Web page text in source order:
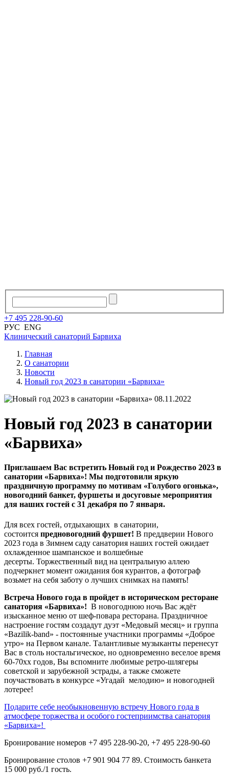
+7 495 228-90-60
РУС ENG
Клинический санаторий Барвиха
Главная
О санатории
Новости
Новый год 2023 в санатории «Барвиха»
08.11.2022
Новый год 2023 в санатории
«Барвиха»
Приглашаем Вас встретить Новый год и Рождество 2023 в
санатории «Барвиха»! Мы подготовили яркую
праздничную программу по мотивам «Голубого огонька»,
новогодний банкет, фуршеты и досуговые мероприятия
для наших гостей с 31 декабря по 7 января.
Для всех гостей, отдыхающих в санатории,
состоится предновогодний фуршет! В преддверии Нового
2023 года в Зимнем саду санатория наших гостей ожидает
охлажденное шампанское и волшебные
десерты. Торжественный вид на центральную аллею
подчеркнет момент ожидания боя курантов, а фотограф
возьмет на себя заботу о лучших снимках на память!
Встреча Нового года в пройдет в историческом ресторане
санатория «Барвиха»! В новогоднюю ночь Вас ждёт
изысканное меню от шеф-повара ресторана. Праздничное
настроение гостям создадут дуэт «Медовый месяц» и группа
«Bazilik-band» - постоянные участники программы «Доброе
утро» на Первом канале. Талантливые музыканты перенесут
Вас в столь ностальгическое, но одновременно веселое время
60-70хх годов, Вы вспомните любимые ретро-шлягеры
советской и зарубежной эстрады, а также сможете
поучаствовать в конкурсе «Угадай мелодию» и новогодней
лотерее!
Подарите себе необыкновенную встречу Нового года в
атмосфере торжества и особого гостеприимства санатория
«Барвиха»!
Бронирование номеров +7 495 228-90-20, +7 495 228-90-60
Бронирование столов +7 901 904 77 89. Стоимость банкета
15 000 руб./1 гость.